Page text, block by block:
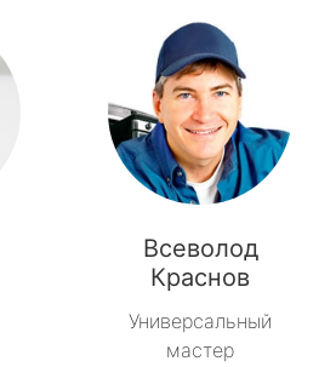
Всеволод
Краснов
Универсальный
мастер